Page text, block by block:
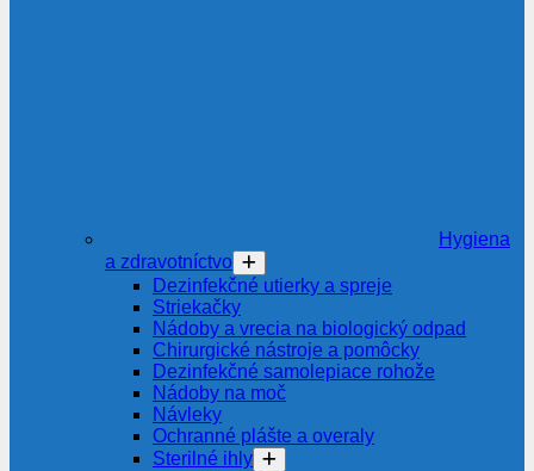
Hygiena
a zdravotníctvo
Dezinfekčné utierky a spreje
Striekačky
Nádoby a vrecia na biologický odpad
Chirurgické nástroje a pomôcky
Dezinfekčné samolepiace rohože
Nádoby na moč
Návleky
Ochranné plášte a overaly
Sterilné ihly